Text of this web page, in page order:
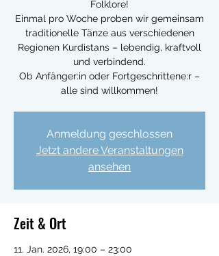
Folklore!
Einmal pro Woche proben wir gemeinsam
traditionelle Tänze aus verschiedenen
Regionen Kurdistans – lebendig, kraftvoll
und verbindend.
Ob Anfänger:in oder Fortgeschrittene:r –
alle sind willkommen!
Anmeldung geschlossen
Jetzt andere Veranstaltungen
ansehen
Zeit & Ort
11. Jan. 2026, 19:00 – 23:00